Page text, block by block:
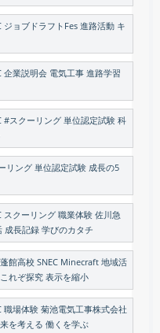
ョブドラフトFes 進路活動 キ
企業説明会 電気工事 進路学習
#スクーリング 単位認定試験 科
リング 単位認定試験 成長の5
スクーリング 職業体験 佐川急
成長記録 学びのカタチ
館高校 SNEC Minecraft 地域活
れぞ探究 表示を縮小
職場体験 菊池電気工事株式会社
を考える 働くを学ぶ